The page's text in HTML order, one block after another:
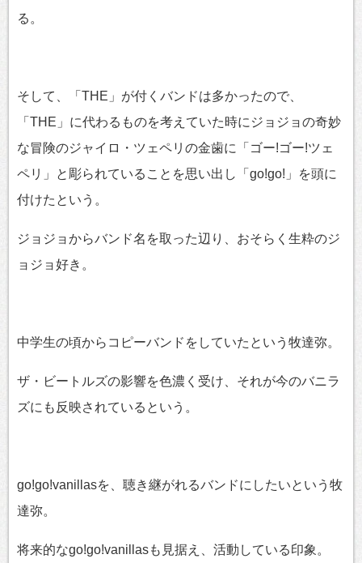
る。
そして、「THE」が付くバンドは多かったので、
「THE」に代わるものを考えていた時にジョジョの奇妙
な冒険のジャイロ・ツェペリの金歯に「ゴー!ゴー!ツェ
ペリ」と彫られていることを思い出し「go!go!」を頭に
付けたという。
ジョジョからバンド名を取った辺り、おそらく生粋のジ
ョジョ好き。
中学生の頃からコピーバンドをしていたという牧達弥。
ザ・ビートルズの影響を色濃く受け、それが今のバニラ
ズにも反映されているという。
go!go!vanillasを、聴き継がれるバンドにしたいという牧
達弥。
将来的なgo!go!vanillasも見据え、活動している印象。